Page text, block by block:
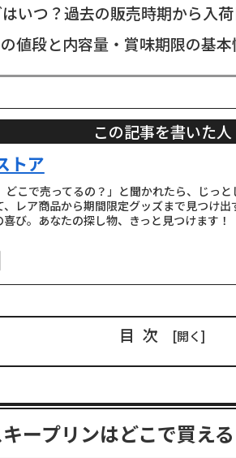
いつ？過去の販売時期から入
値段と内容量・賞味期限の基
この記事を書いた人
トア
どこで売ってるの？」と聞かれたら、じっ
、レア商品から期間限定グッズまで見つけ
び。あなたの探し物、きっと見つけます！
目次
ープリンはどこで買え